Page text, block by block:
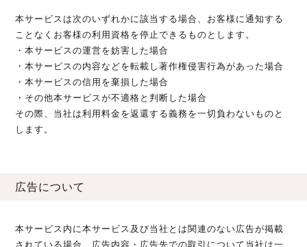
本サービスは次のいずれかに該当する場合、お客様に通知する
ことなくお客様の利用資格を停止できるものとします。
・本サービスの運営を妨害した場合
・本サービスの内容などを転載し著作権侵害行為があった場合
・本サービスの信用を棄損した場合
・その他本サービスが不適格と判断した場合
その際、当社は利用料金を返還する義務を一切負わないものと
します。
広告について
本サービス内に本サービス及び当社とは関連のない広告が掲載
されている場合、広告内容・広告先での取引について当社は一